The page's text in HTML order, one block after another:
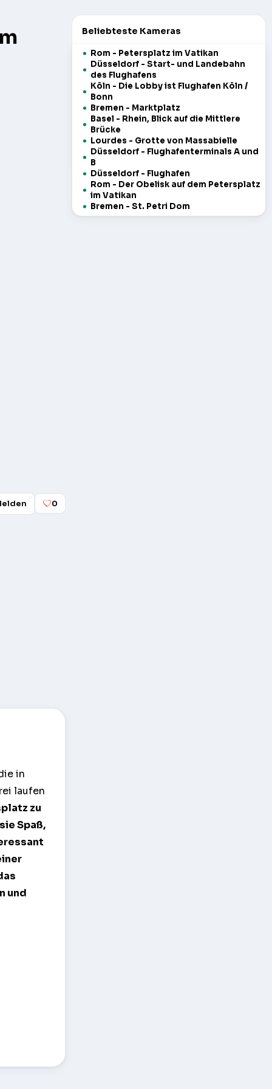
0
in
laufen
zu
Spaß,
und
Beliebteste Kameras
Rom - Petersplatz im Vatikan
Düsseldorf - Start- und Landebahn
des Flughafens
Köln - Die Lobby ist Flughafen Köln /
Bonn
Bremen - Marktplatz
Basel - Rhein, Blick auf die Mittlere
Brücke
Lourdes - Grotte von Massabielle
Düsseldorf - Flughafenterminals A und
B
Düsseldorf - Flughafen
Rom - Der Obelisk auf dem Petersplatz
im Vatikan
Bremen - St. Petri Dom